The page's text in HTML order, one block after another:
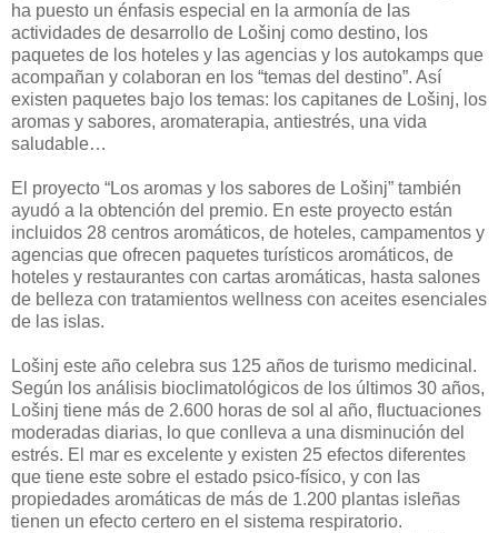
ha puesto un énfasis especial en la armonía de las
actividades de desarrollo de Lošinj como destino, los
paquetes de los hoteles y las agencias y los autokamps que
acompañan y colaboran en los “temas del destino”. Así
existen paquetes bajo los temas: los capitanes de Lošinj, los
aromas y sabores, aromaterapia, antiestrés, una vida
saludable…
El proyecto “Los aromas y los sabores de Lošinj” también
ayudó a la obtención del premio. En este proyecto están
incluidos 28 centros aromáticos, de hoteles, campamentos y
agencias que ofrecen paquetes turísticos aromáticos, de
hoteles y restaurantes con cartas aromáticas, hasta salones
de belleza con tratamientos wellness con aceites esenciales
de las islas.
Lošinj este año celebra sus 125 años de turismo medicinal.
Según los análisis bioclimatológicos de los últimos 30 años,
Lošinj tiene más de 2.600 horas de sol al año, fluctuaciones
moderadas diarias, lo que conlleva a una disminución del
estrés. El mar es excelente y existen 25 efectos diferentes
que tiene este sobre el estado psico-físico, y con las
propiedades aromáticas de más de 1.200 plantas isleñas
tienen un efecto certero en el sistema respiratorio.